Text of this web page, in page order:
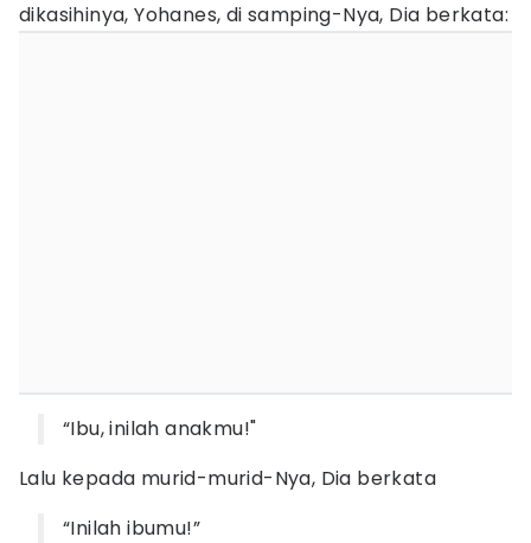
dikasihinya, Yohanes, di samping-Nya, Dia berkata:
“Ibu, inilah anakmu!"
Lalu kepada murid-murid-Nya, Dia berkata
“Inilah ibumu!”